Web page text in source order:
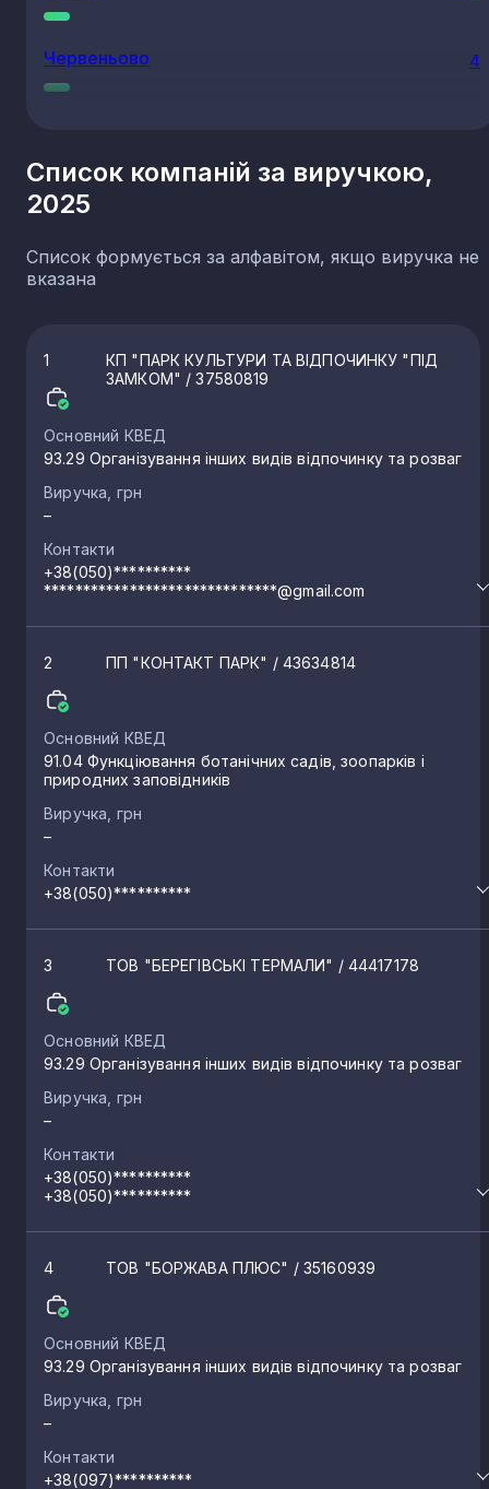
Червеньово 4
Зняцьово
Грибівці
Свалява
Буштино
Минай
Ільниця 3
Синевирська Поляна
Мала Копаня
Олешник
Ракошино
Чинадійово
Бабичі 2
Лецовиця
Великий Бичків
Нересниця
Тячів 2
Список компаній за виручкою,
2025
Список формується за алфавітом, якщо виручка не
вказана
1
КП "ПАРК КУЛЬТУРИ ТА ВІДПОЧИНКУ "ПІД
ЗАМКОМ" / 37580819
Основний КВЕД
93.29 Організування інших видів відпочинку та розваг
Виручка, грн
–
Контакти
+38(050)**********
******************************@gmail.com
2 ПП "КОНТАКТ ПАРК" / 43634814
Основний КВЕД
91.04 Функціювання ботанічних садів, зоопарків і
природних заповідників
Виручка, грн
–
Контакти
+38(050)**********
3 ТОВ "БЕРЕГІВСЬКІ ТЕРМАЛИ" / 44417178
Основний КВЕД
93.29 Організування інших видів відпочинку та розваг
Виручка, грн
–
Контакти
+38(050)**********
+38(050)**********
4 ТОВ "БОРЖАВА ПЛЮС" / 35160939
Основний КВЕД
93.29 Організування інших видів відпочинку та розваг
Виручка, грн
–
Контакти
+38(097)**********